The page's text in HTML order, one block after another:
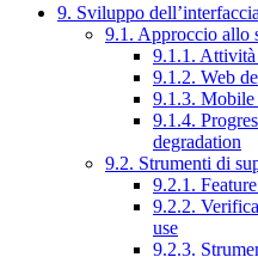
9. Sviluppo dell’interfaccia
9.1. Approccio allo
9.1.1.
9.1.2. Web
9.1.3.
9.1.4.
degradation
9.2. Strumenti di
9.2.1.
9.2.2.
use
9.2.3.